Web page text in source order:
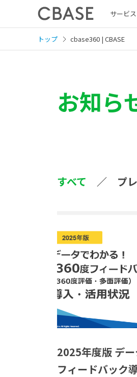
サービス
トップ cbase360 | CBASE
お知ら
すべて プ
2025年度版 デ
フィードバック